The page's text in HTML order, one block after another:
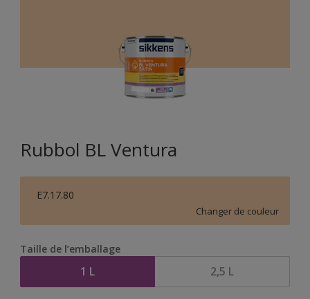
Rubbol BL Ventura
E7.17.80
Changer de couleur
Taille de l’emballage
1 L 2,5 L